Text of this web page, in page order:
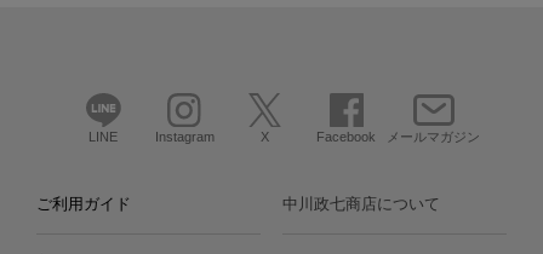
LINE Instagram X Facebook メールマガジン
ご利用ガイド 中川政七商店について